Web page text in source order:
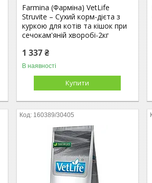
Farmina (Фарміна) VetLife
Struvite – Cухий корм-дієта з
куркою для котів та кішок при
сечокам'яній хворобі-2кг
1 337 ₴
В наявності
Купити
160389/30405